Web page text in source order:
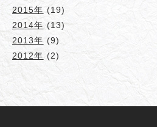
2015年 (19)
2014年 (13)
2013年 (9)
2012年 (2)